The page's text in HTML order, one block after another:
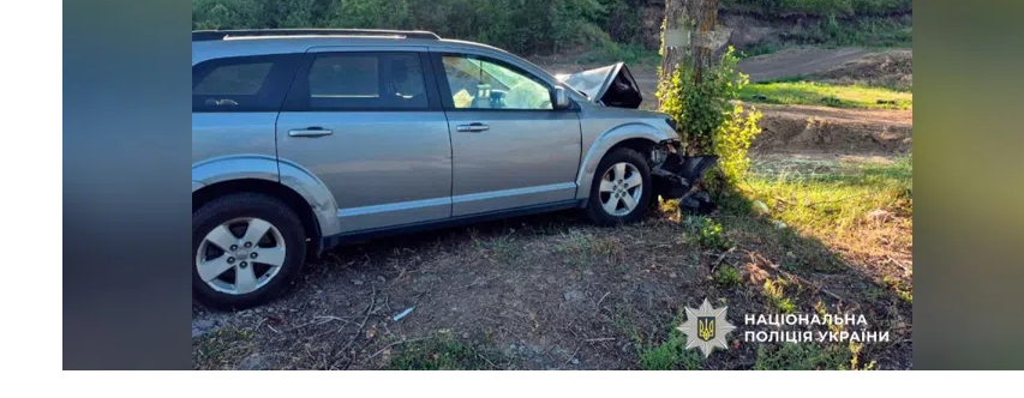
ПОЛІЦІЯ ПОЛТАВЩИНИ РОЗШУКУЄ 62-РІЧНУ
ЛЮДМИЛУ ТИМЧЕНКО
0
ВНАСЛІДОК ПОРАНЕНЬ, ОТРИМАНИХ НА ВІЙНІ,
ПОМЕР ВОЇН ЮРІЙ ВОЙТИК
25 листопада 2025 0